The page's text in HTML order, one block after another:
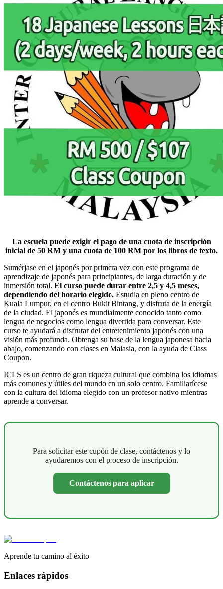
La escuela puede exigir el pago de una cuota de inscripción
inicial de 50 RM y una cuota de 100 RM por los libros de texto.
Sumérjase en el japonés por primera vez con este programa de
aprendizaje de japonés para principiantes, de larga duración y de
inmersión total. El curso puede durar entre 2,5 y 4,5 meses,
dependiendo del horario elegido. Estudia en pleno centro de
Kuala Lumpur, en el centro Bukit Bintang, y disfruta de la energía
de la ciudad. El japonés es mundialmente conocido tanto como
lengua de negocios como lengua divertida para conversar. Este
curso te ayudará a disfrutar del entretenimiento japonés con una
visión más profunda. Obtenga su base de la lengua japonesa hacia
abajo, comenzando con clases en Malasia, con la ayuda de Class
Coupon.
ICLS es un centro de gran riqueza cultural que combina los idiomas
más comunes y útiles del mundo en un solo centro. Familiarícese
con la cultura del idioma elegido con un profesor nativo mientras
aprende a conversar.
Para solicitar este cupón de clase, contáctenos y lo
ayudaremos con el proceso de inscripción.
Contáctenos para aplicar
Aprende tu camino al éxito
Enlaces rápidos